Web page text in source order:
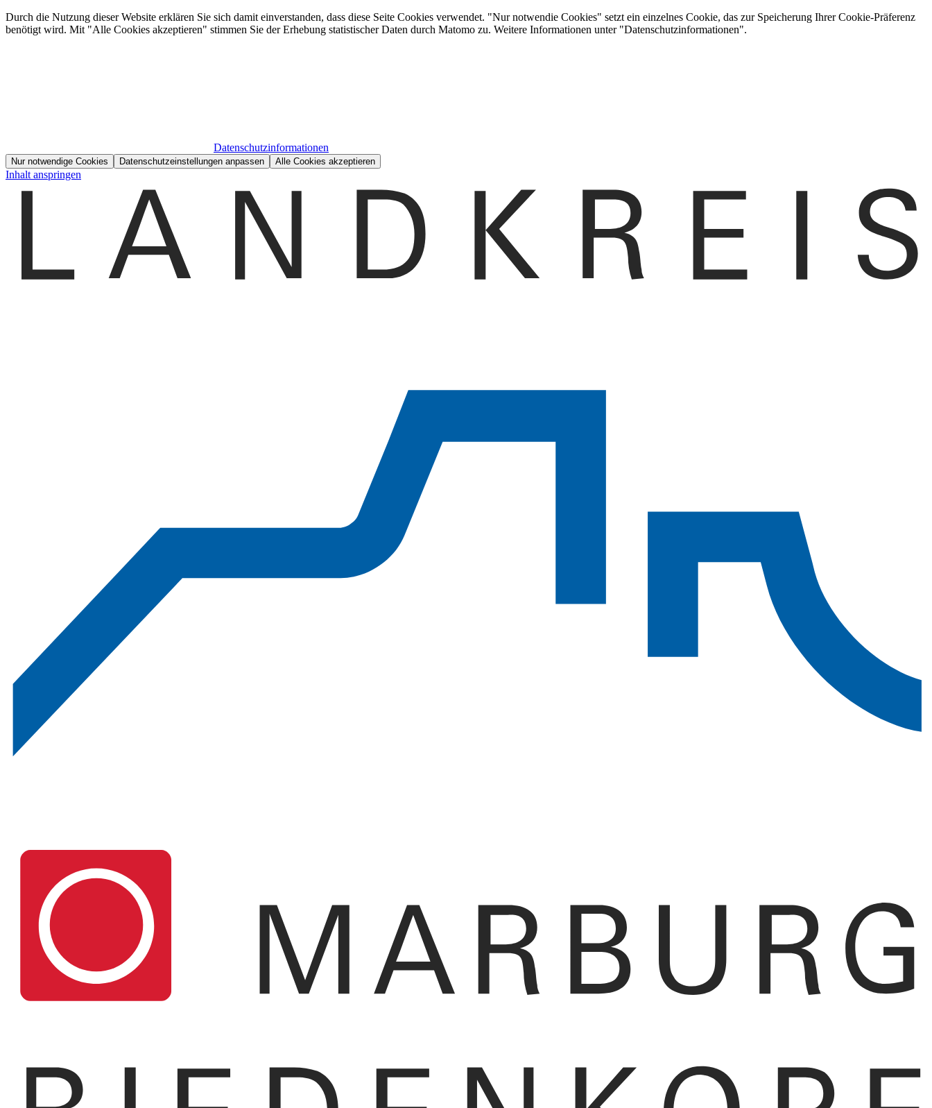
Durch die Nutzung dieser Website erklären Sie sich damit einverstanden, dass diese Seite Cookies verwendet. "Nur notwendie Cookies" setzt ein einzelnes Cookie, das zur Speicherung Ihrer Cookie-Präferenz
benötigt wird. Mit "Alle Cookies akzeptieren" stimmen Sie der Erhebung statistischer Daten durch Matomo zu. Weitere Informationen unter "Datenschutzinformationen".
Datenschutzinformationen
Nur notwendige Cookies Datenschutzeinstellungen anpassen Alle Cookies akzeptieren
Inhalt anspringen